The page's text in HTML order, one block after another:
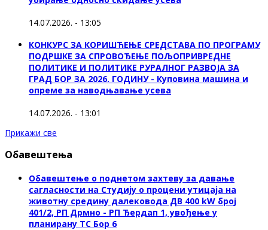
14.07.2026. - 13:05
КОНКУРС ЗА КОРИШЋЕЊЕ СРЕДСТАВА ПО ПРОГРАМУ
ПОДРШКЕ ЗА СПРОВОЂЕЊЕ ПОЉОПРИВРЕДНЕ
ПОЛИТИКЕ И ПОЛИТИКЕ РУРАЛНОГ РАЗВОЈА ЗА
ГРАД БОР ЗА 2026. ГОДИНУ - Куповина машина и
опреме за наводњавање усева
14.07.2026. - 13:01
Прикажи све
Обавештења
Обавештење о поднетом захтеву за давање
сагласности на Студију о процени утицаја на
животну средину далековода ДВ 400 kW број
401/2, РП Дрмно - РП Ђердап 1, увођење у
планирану ТС Бор 6